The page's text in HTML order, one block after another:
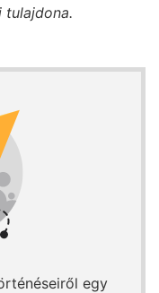
tulajdona.
egy